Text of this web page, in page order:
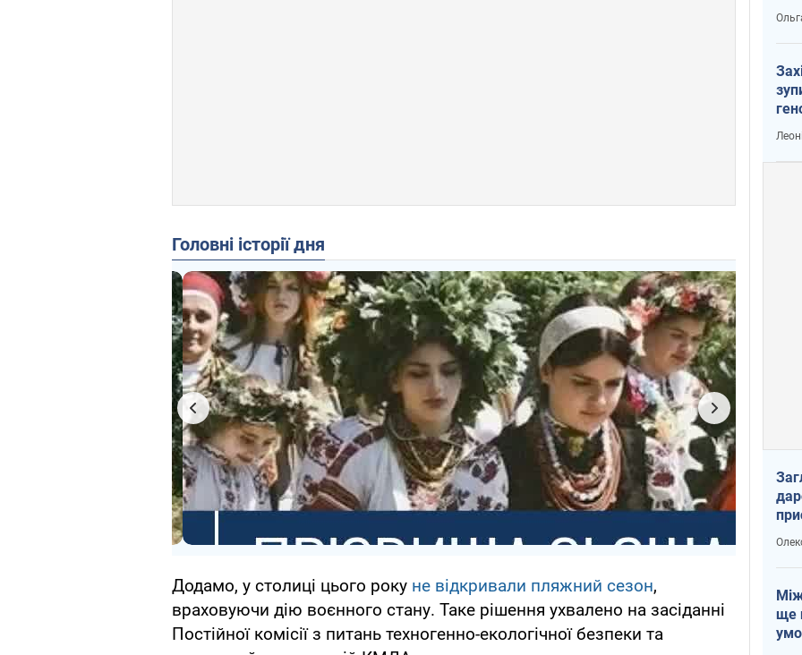
Головні історії дня
Додамо, у столиці цього року не відкривали пляжний сезон,
враховуючи дію воєнного стану. Таке рішення ухвалено на засіданні
Постійної комісії з питань техногенно-екологічної безпеки та
ще